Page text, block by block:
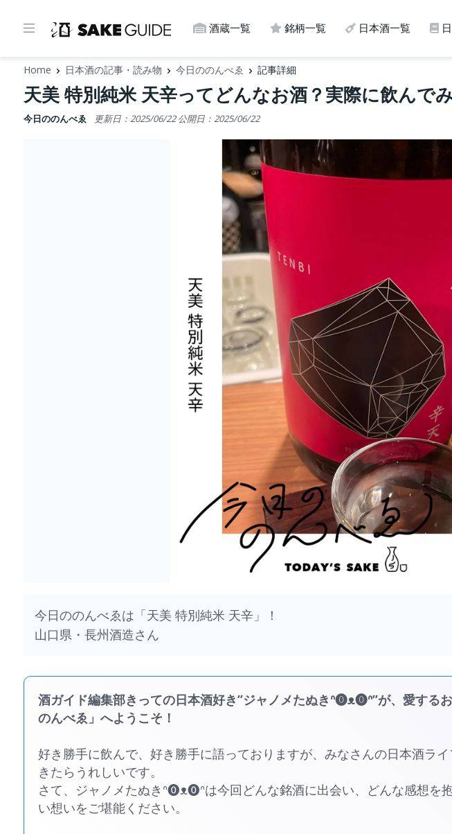
酒蔵一覧 銘柄一覧 日本酒一覧
Home 日本酒の記事・読み物 今日ののんべゑ 記事詳細
天美 特別純米 天辛ってどんなお酒？実際に飲んで
今日ののんべゑ 更新日：2025/06/22公開日：2025/06/22
今日ののんべゑは「天美 特別純米 天辛」！
山口県・長州酒造さん
酒ガイド編集部きっての日本酒好き”ジャノメたぬきᐢ⓿ᴥ⓿ᐢ”が、愛する
のんべゑ」へようこそ！
好き勝手に飲んで、好き勝手に語っておりますが、みなさんの日本酒ラ
きたらうれしいです。
さて、ジャノメたぬきᐢ⓿ᴥ⓿ᐢは今回どんな銘酒に出会い、どんな感想を
い想いをご堪能ください。